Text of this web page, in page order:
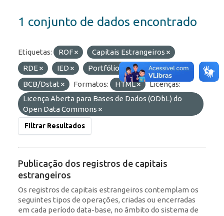
1 conjunto de dados encontrado
Etiquetas: ROF
Capitais Estrangeiros
RDE
IED Portfólio
Organizações:
BCB/Dstat
Formatos: HTML
Licenças:
Licença Aberta para Bases de Dados (ODbL) do
Open Data Commons
Filtrar Resultados
Publicação dos registros de capitais
estrangeiros
Os registros de capitais estrangeiros contemplam os
seguintes tipos de operações, criadas ou encerradas
em cada período data-base, no âmbito do sistema de